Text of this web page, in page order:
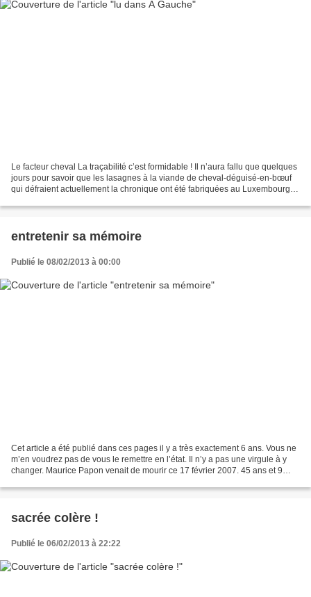
Le facteur cheval La traçabilité c’est formidable ! Il n’aura fallu que quelques
jours pour savoir que les lasagnes à la viande de cheval-déguisé-en-bœuf
qui défraient actuellement la chronique ont été fabriquées au Luxembourg
entretenir sa mémoire
Publié le 08/02/2013 à 00:00
Cet article a été publié dans ces pages il y a très exactement 6 ans. Vous ne
m’en voudrez pas de vous le remettre en l’état. Il n’y a pas une virgule à y
changer. Maurice Papon venait de mourir ce 17 février 2007. 45 ans et 9
sacrée colère !
Publié le 06/02/2013 à 22:22